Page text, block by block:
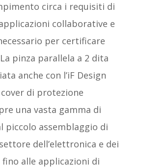
circa i requisiti di
collaborative e
per certificare
pinza parallela a 2 dita
anche con l’iF Design
di protezione
una vasta gamma di
piccolo assemblaggio di
dell’elettronica e dei
alle applicazioni di